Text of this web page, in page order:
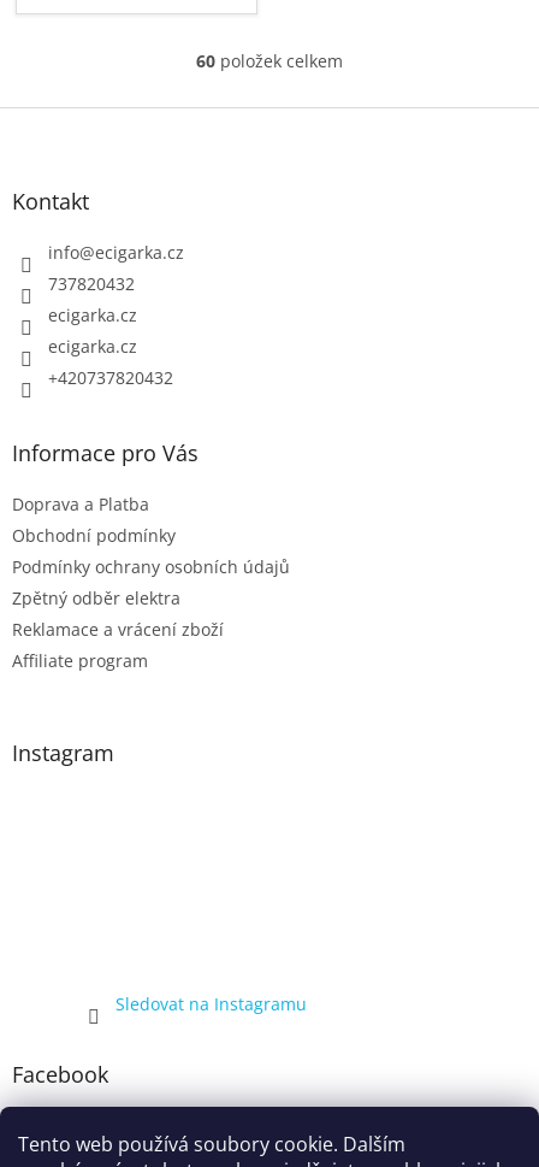
Tento web používá soubory cookie. Dalším
O
v
u
60 položek celkem
Kontakt
info@ecigarka.cz
737820432
ecigarka.cz
ecigarka.cz
+420737820432
Informace pro Vás
Doprava a Platba
Obchodní podmínky
Podmínky ochrany osobních údajů
Zpětný odběr elektra
Reklamace a vrácení zboží
Affiliate program
Instagram
Sledovat na Instagramu
Facebook